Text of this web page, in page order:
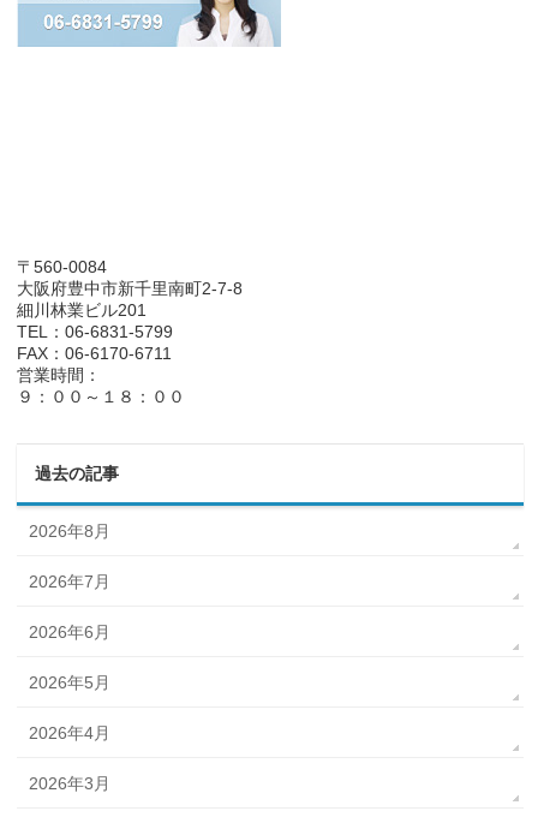
〒560-0084
大阪府豊中市新千里南町2-7-8
細川林業ビル201
TEL：06-6831-5799
FAX：06-6170-6711
営業時間：
９：００～１８：００
過去の記事
2026年8月
2026年7月
2026年6月
2026年5月
2026年4月
2026年3月